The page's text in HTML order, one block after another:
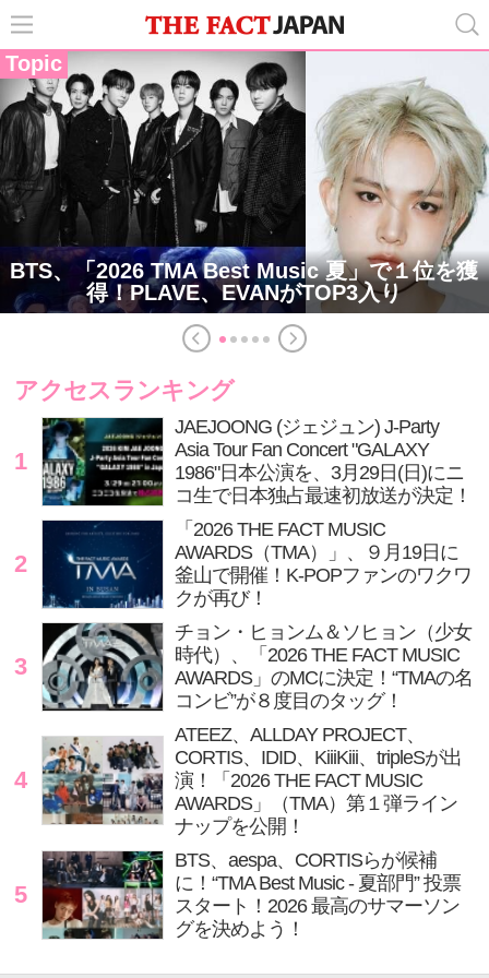
Topic
BTS、「2026 TMA Best Music 夏」で１位を獲
得！PLAVE、EVANがTOP3入り
アクセスランキング
1
JAEJOONG (ジェジュン) J-Party
Asia Tour Fan Concert "GALAXY
1986"日本公演を、3月29日(日)にニ
コ生で日本独占最速初放送が決定！
2
「2026 THE FACT MUSIC
AWARDS（TMA）」、９月19日に
釜山で開催！K-POPファンのワクワ
クが再び！
3
チョン・ヒョンム＆ソヒョン（少女
時代）、「2026 THE FACT MUSIC
AWARDS」のMCに決定！“TMAの名
コンビ”が８度目のタッグ！
4
ATEEZ、ALLDAY PROJECT、
CORTIS、IDID、KiiiKiii、tripleSが出
演！「2026 THE FACT MUSIC
AWARDS」（TMA）第１弾ライン
ナップを公開！
5
BTS、aespa、CORTISらが候補
に！“TMA Best Music - 夏部門” 投票
スタート！2026 最高のサマーソン
グを決めよう！